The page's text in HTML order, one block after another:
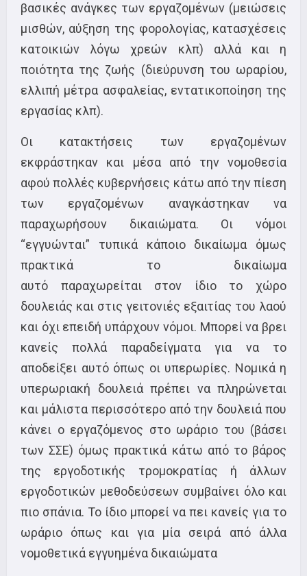
βασικές ανάγκες των εργαζομένων (μειώσεις
μισθών, αύξηση της φορολογίας, κατασχέσεις
κατοικιών λόγω χρεών κλπ) αλλά και η
ποιότητα της ζωής (διεύρυνση του ωραρίου,
ελλιπή μέτρα ασφαλείας, εντατικοποίηση της
εργασίας κλπ).
Οι κατακτήσεις των εργαζομένων
εκφράστηκαν και μέσα από την νομοθεσία
αφού πολλές κυβερνήσεις κάτω από την πίεση
των εργαζομένων αναγκάστηκαν να
παραχωρήσουν δικαιώματα. Οι νόμοι
“εγγυώνται” τυπικά κάποιο δικαίωμα όμως
πρακτικά το δικαίωμα
αυτό παραχωρείται στον ίδιο το χώρο
δουλειάς και στις γειτονιές εξαιτίας του λαού
και όχι επειδή υπάρχουν νόμοι. Μπορεί να βρει
κανείς πολλά παραδείγματα για να το
αποδείξει αυτό όπως οι υπερωρίες. Νομικά η
υπερωριακή δουλειά πρέπει να πληρώνεται
και μάλιστα περισσότερο από την δουλειά που
κάνει ο εργαζόμενος στο ωράριο του (βάσει
των ΣΣΕ) όμως πρακτικά κάτω από το βάρος
της εργοδοτικής τρομοκρατίας ή άλλων
εργοδοτικών μεθοδεύσεων συμβαίνει όλο και
πιο σπάνια. Το ίδιο μπορεί να πει κανείς για το
ωράριο όπως και για μία σειρά από άλλα
νομοθετικά εγγυημένα δικαιώματα